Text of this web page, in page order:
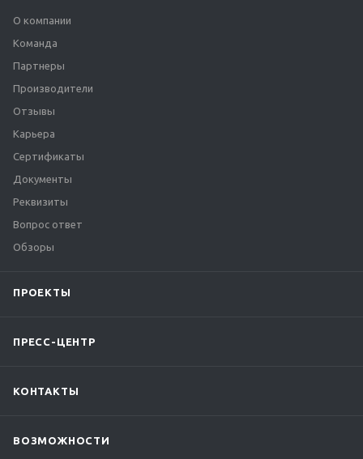
О компании
Команда
Партнеры
Производители
Отзывы
Карьера
Сертификаты
Документы
Реквизиты
Вопрос ответ
Обзоры
ПРОЕКТЫ
ПРЕСС-ЦЕНТР
КОНТАКТЫ
ВОЗМОЖНОСТИ